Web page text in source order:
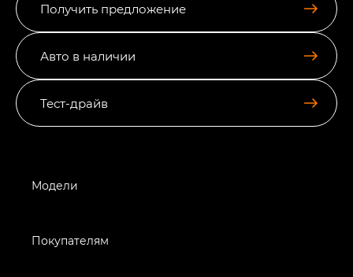
Получить предложение
Авто в наличии
Тест-драйв
Модели
Покупателям